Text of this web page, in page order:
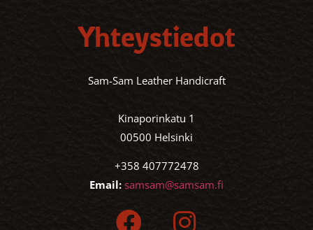
Yhteystiedot
Sam-Sam Leather Handicraft
Kinaporinkatu 1
00500 Helsinki
+358 407772478
Email: samsam@samsam.fi